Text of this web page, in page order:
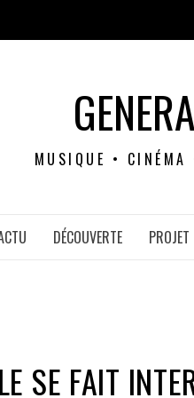
MUSIQUE •
DÉCOUVERTE PROJET
SE FAIT